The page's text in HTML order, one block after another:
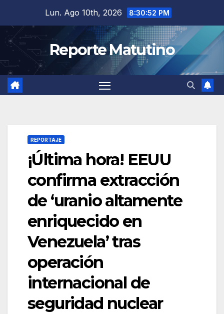
contenido
Lun. Ago 10th, 2026 8:30:53 PM
Reporte Matutino
REPORTAJE
¡Última hora! EEUU
confirma extracción
de ‘uranio altamente
enriquecido en
Venezuela’ tras
operación
internacional de
seguridad nuclear